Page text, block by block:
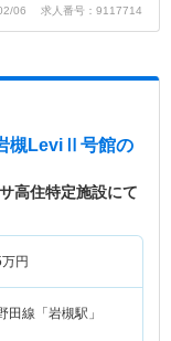
06 求人番号：9117714
槻LeviⅡ号館の
高住特定施設にて
万円
田線「岩槻駅」